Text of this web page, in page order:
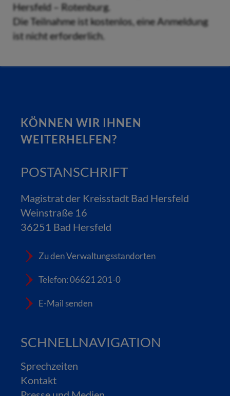
Hersfeld – Rotenburg.
Die Teilnahme ist kostenlos, eine Anmeldung
ist nicht erforderlich.
KÖNNEN WIR IHNEN
WEITERHELFEN?
POSTANSCHRIFT
Magistrat der Kreisstadt Bad Hersfeld
Weinstraße 16
36251 Bad Hersfeld
Zu den Verwaltungsstandorten
Telefon: 06621 201-0
E-Mail senden
SCHNELLNAVIGATION
Sprechzeiten
Kontakt